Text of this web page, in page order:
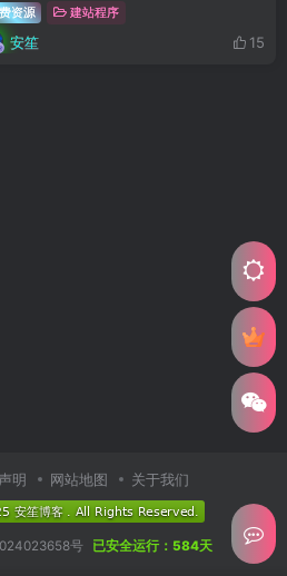
资源 建站程序
安笙 15
明 网站地图 关于我们
号 已安全运行：584天